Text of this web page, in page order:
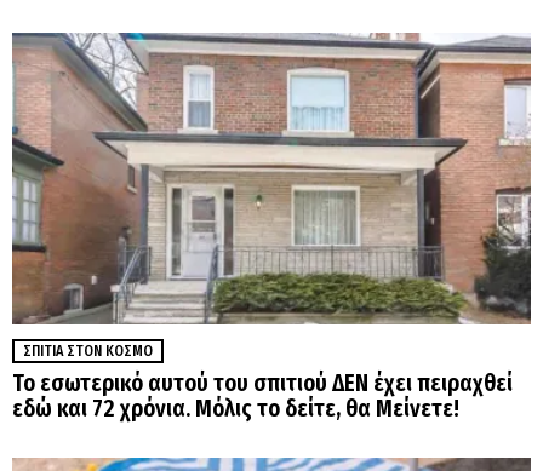
ΣΠΊΤΙΑ ΣΤΟΝ ΚΌΣΜΟ
Το εσωτερικό αυτού του σπιτιού ΔΕΝ έχει πειραχθεί
εδώ και 72 χρόνια. Μόλις το δείτε, θα Μείνετε!